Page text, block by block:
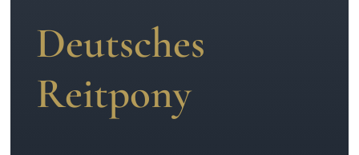
News
Kontakt
Deutsches
Reitpony